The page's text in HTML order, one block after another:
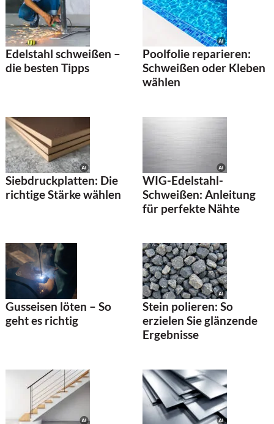
Edelstahl schweißen –
die besten Tipps
Poolfolie reparieren:
Schweißen oder Kleben
wählen
Siebdruckplatten: Die
richtige Stärke wählen
WIG-Edelstahl-
Schweißen: Anleitung
für perfekte Nähte
Gusseisen löten – So
geht es richtig
Stein polieren: So
erzielen Sie glänzende
Ergebnisse